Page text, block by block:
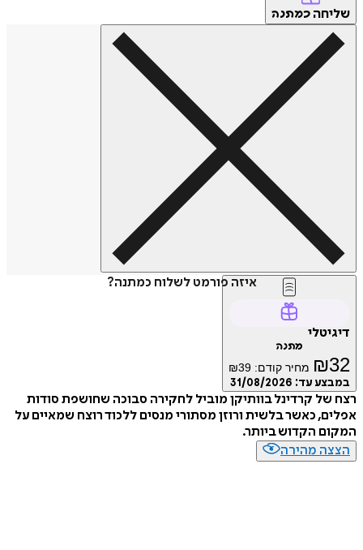
שליחה כמתנה
איזה פורמט לשלוח כמתנה?
דיגיטלי
מתנה
₪32 מחיר קודם: ₪39
במבצע עד: 31/08/2026
רצח של קרדינל בוותיקן מוביל לחקירה סבוכה שחושפת סודות
אפלים, כאשר בלשית ורוזן מסתורי מנסים ללכוד רוצח שמאיים על
המקום הקדוש ביותר.
הצצה מהירה